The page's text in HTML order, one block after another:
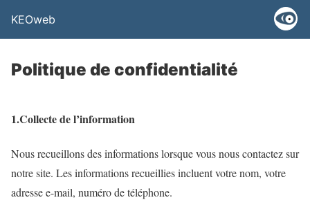
KEOweb
Politique de confidentialité
1.Collecte de l’information
Nous recueillons des informations lorsque vous nous contactez sur
notre site. Les informations recueillies incluent votre nom, votre
adresse e-mail, numéro de téléphone.